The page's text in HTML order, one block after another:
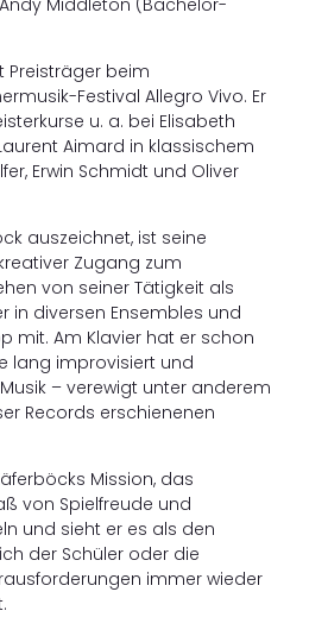
Preisträger beim
Festival Allegro Vivo. Er
u. a. bei Elisabeth
Aimard in klassischem
Erwin Schmidt und Oliver
auszeichnet, ist seine
Zugang zum
von seiner Tätigkeit als
in diversen Ensembles und
mit. Am Klavier hat er schon
lang improvisiert und
– verewigt unter anderem
Records erschienenen
Mission, das
von Spielfreude und
und sieht er es als den
der Schüler oder die
immer wieder